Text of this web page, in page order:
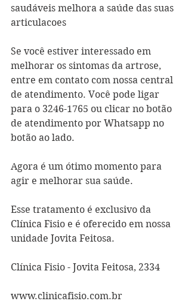
saudáveis melhora a saúde das suas
articulacoes
Se você estiver interessado em
melhorar os sintomas da artrose,
entre em contato com nossa central
de atendimento. Você pode ligar
para o 3246-1765 ou clicar no botão
de atendimento por Whatsapp no
botão ao lado.
Agora é um ótimo momento para
agir e melhorar sua saúde.
Esse tratamento é exclusivo da
Clínica Fisio e é oferecido em nossa
unidade Jovita Feitosa.
Clínica Fisio - Jovita Feitosa, 2334
www.clinicafisio.com.br